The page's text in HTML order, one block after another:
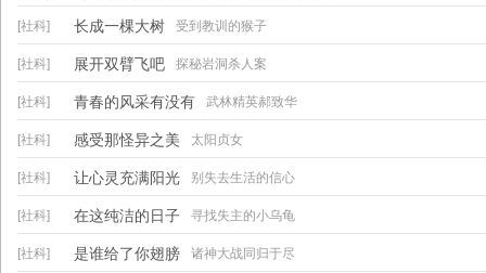
[社科] 长成一棵大树 受到教训的猴子
[社科] 展开双臂飞吧 探秘岩洞杀人案
[社科] 青春的风采有没有 武林精英郝致华
[社科] 感受那怪异之美 太阳贞女
[社科] 让心灵充满阳光 别失去生活的信心
[社科] 在这纯洁的日子 寻找失主的小乌龟
[社科] 是谁给了你翅膀 诸神大战同归于尽